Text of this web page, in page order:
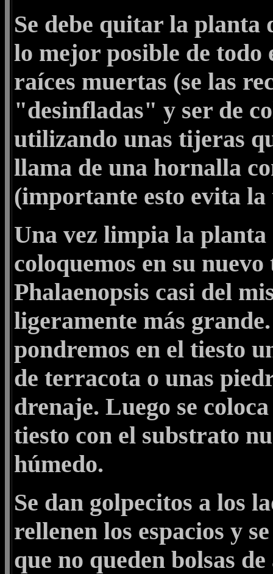
Se debe quitar la
lo mejor posible de todo
raíces muertas (se las
"desinfladas" y ser de
utilizando unas tijeras
llama de una hornalla
(importante esto evita
Una vez limpia la
coloquemos en su
Phalaenopsis casi del
ligeramente más
pondremos en el tiesto
de terracota o unas
drenaje. Luego se
tiesto con el substrato
húmedo.
Se dan golpecitos a los
rellenen los espacios y
que no queden bolsas